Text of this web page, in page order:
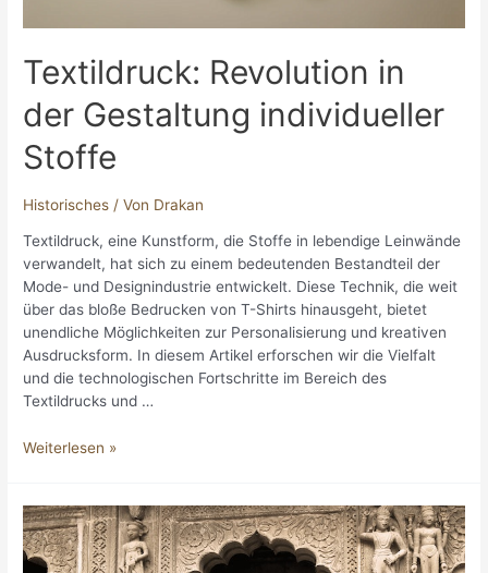
Textildruck: Revolution in
der Gestaltung individueller
Stoffe
Historisches / Von Drakan
Textildruck, eine Kunstform, die Stoffe in lebendige Leinwände
verwandelt, hat sich zu einem bedeutenden Bestandteil der
Mode- und Designindustrie entwickelt. Diese Technik, die weit
über das bloße Bedrucken von T-Shirts hinausgeht, bietet
unendliche Möglichkeiten zur Personalisierung und kreativen
Ausdrucksform. In diesem Artikel erforschen wir die Vielfalt
und die technologischen Fortschritte im Bereich des
Textildrucks und …
Textildruck:
der
Gestaltung
individueller
Weiterlesen »